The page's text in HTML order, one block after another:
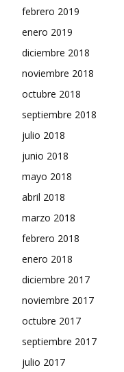
febrero 2019
enero 2019
diciembre 2018
noviembre 2018
octubre 2018
septiembre 2018
julio 2018
junio 2018
mayo 2018
abril 2018
marzo 2018
febrero 2018
enero 2018
diciembre 2017
noviembre 2017
octubre 2017
septiembre 2017
julio 2017